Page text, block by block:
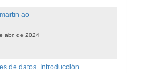
ao
abr. de 2024
de datos. Introducción